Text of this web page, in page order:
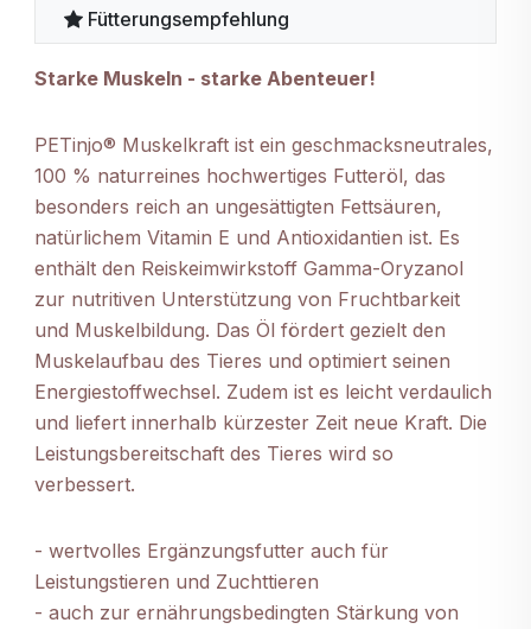
Fütterungsempfehlung
Starke Muskeln - starke Abenteuer!
PETinjo® Muskelkraft ist ein geschmacksneutrales,
100 % naturreines hochwertiges Futteröl, das
besonders reich an ungesättigten Fettsäuren,
natürlichem Vitamin E und Antioxidantien ist. Es
enthält den Reiskeimwirkstoff Gamma-Oryzanol
zur nutritiven Unterstützung von Fruchtbarkeit
und Muskelbildung. Das Öl fördert gezielt den
Muskelaufbau des Tieres und optimiert seinen
Energiestoffwechsel. Zudem ist es leicht verdaulich
und liefert innerhalb kürzester Zeit neue Kraft. Die
Leistungsbereitschaft des Tieres wird so
verbessert.
- wertvolles Ergänzungsfutter auch für
Leistungstieren und Zuchttieren
- auch zur ernährungsbedingten Stärkung von